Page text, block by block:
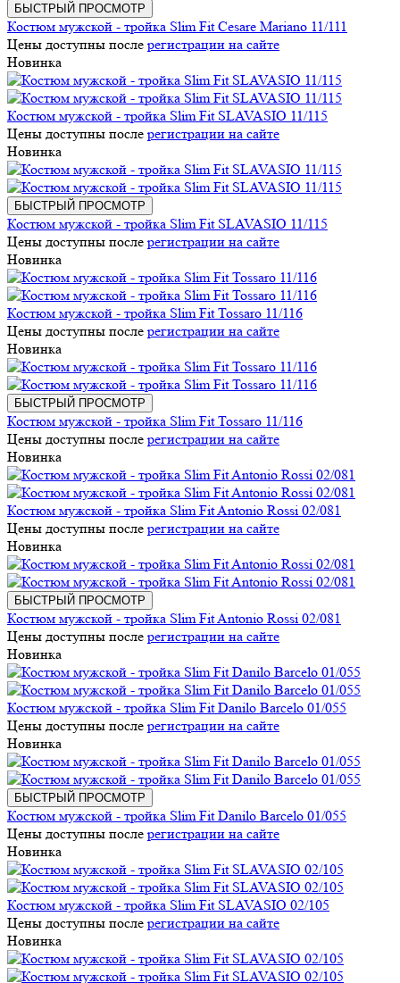
БЫСТРЫЙ ПРОСМОТР
Костюм мужской - тройка Slim Fit Cesare Mariano 11/111
Цены доступны после регистрации на сайте
Новинка
Костюм мужской - тройка Slim Fit SLAVASIO 11/115
Цены доступны после регистрации на сайте
Новинка
БЫСТРЫЙ ПРОСМОТР
Костюм мужской - тройка Slim Fit SLAVASIO 11/115
Цены доступны после регистрации на сайте
Новинка
Костюм мужской - тройка Slim Fit Tossaro 11/116
Цены доступны после регистрации на сайте
Новинка
БЫСТРЫЙ ПРОСМОТР
Костюм мужской - тройка Slim Fit Tossaro 11/116
Цены доступны после регистрации на сайте
Новинка
Костюм мужской - тройка Slim Fit Antonio Rossi 02/081
Цены доступны после регистрации на сайте
Новинка
БЫСТРЫЙ ПРОСМОТР
Костюм мужской - тройка Slim Fit Antonio Rossi 02/081
Цены доступны после регистрации на сайте
Новинка
Костюм мужской - тройка Slim Fit Danilo Barcelo 01/055
Цены доступны после регистрации на сайте
Новинка
БЫСТРЫЙ ПРОСМОТР
Костюм мужской - тройка Slim Fit Danilo Barcelo 01/055
Цены доступны после регистрации на сайте
Новинка
Костюм мужской - тройка Slim Fit SLAVASIO 02/105
Цены доступны после регистрации на сайте
Новинка